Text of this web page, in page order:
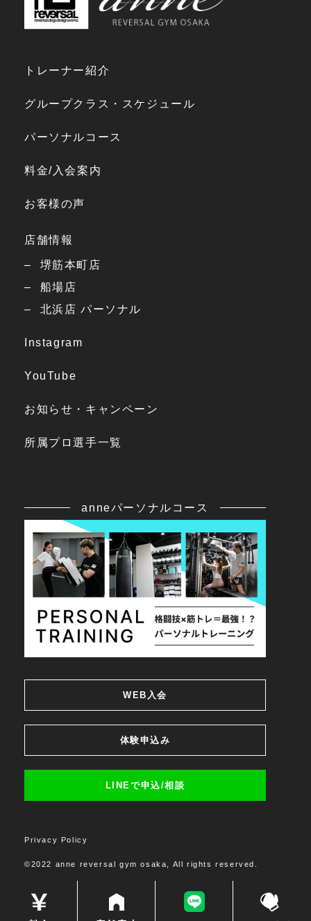
トレーナー紹介
グループクラス・スケジュール
パーソナルコース
料金/入会案内
お客様の声
店舗情報
堺筋本町店
船場店
北浜店 パーソナル
Instagram
YouTube
お知らせ・キャンペーン
所属プロ選手一覧
anneパーソナルコース
WEB入会
体験申込み
LINEで申込/相談
Privacy Policy
©2022 anne reversal gym osaka, All rights reserved.